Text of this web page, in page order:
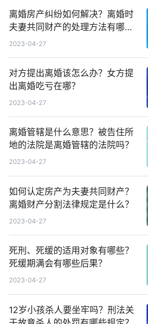
离婚房产纠纷如何解决？离婚时
夫妻共同财产的处理方法有哪
些？
2023-04-27
对方提出离婚该怎么办？女方提
出离婚吃亏在哪？
2023-04-27
离婚管辖是什么意思？被告住所
地的法院是离婚管辖的法院吗？
2023-04-27
如何认定房产为夫妻共同财产？
离婚财产分割法律规定是什么？
2023-04-27
死刑、死缓的适用对象有哪些？
死缓期满会有哪些后果？
2023-04-27
12岁小孩杀人要坐牢吗？刑法关